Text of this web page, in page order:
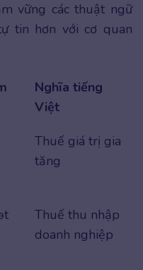
vững các thuật ngữ
tin hơn với cơ quan
Nghĩa tiếng
Việt
Thuế giá trị gia
tăng
Thuế thu nhập
doanh nghiệp